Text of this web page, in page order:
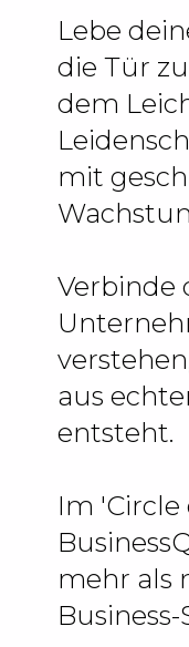
Lebe
die Tür
dem
mit
Verbinde
aus
entsteht.
Im 'Circle
mehr als